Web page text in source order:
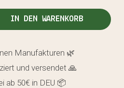
IN DEN WARENKORB
Manufakturen 🌿
und versendet 🙏
ab 50€ in DEU 📦